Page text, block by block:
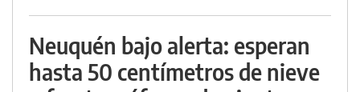
Neuquén bajo alerta: esperan
hasta 50 centímetros de nieve